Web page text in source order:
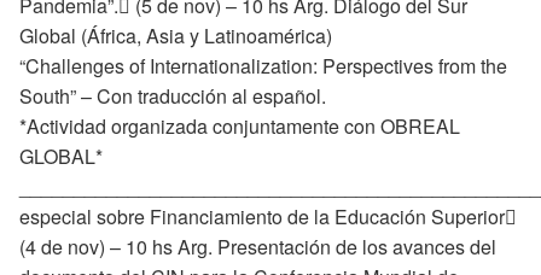
Global (África, Asia y Latinoamérica)
“Challenges of Internationalization: Perspectives from the
South” – Con traducción al español.
*Actividad organizada conjuntamente con OBREAL
GLOBAL*
especial sobre Financiamiento de la Educación Superior
(4 de nov) – 10 hs Arg. Presentación de los avances del